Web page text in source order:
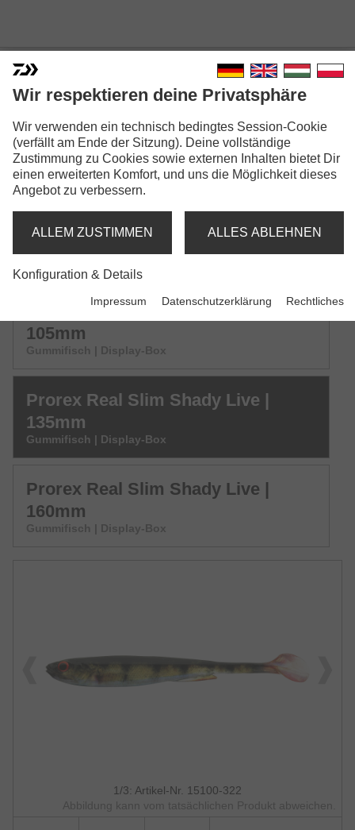
PROREX REAL SLIM SHADY
LIVE
Modellausführungen: 4
Prorex Real Slim Shady Live |
105mm
Gummifisch | Display-Box
Prorex Real Slim Shady Live |
135mm
Gummifisch | Display-Box
Prorex Real Slim Shady Live |
160mm
Gummifisch | Display-Box
1/3: Artikel-Nr. 15100-322
Abbildung kann vom tatsächlichen Produkt abweichen.
Wir respektieren deine Privatsphäre
Wir verwenden ein technisch bedingtes Session-Cookie
(verfällt am Ende der Sitzung). Deine vollständige
Zustimmung zu Cookies sowie externen Inhalten bietet Dir
einen erweiterten Komfort, und uns die Möglichkeit dieses
Angebot zu verbessern.
ALLEM ZUSTIMMEN ALLES ABLEHNEN
Konfiguration & Details
Impressum Datenschutzerklärung Rechtliches